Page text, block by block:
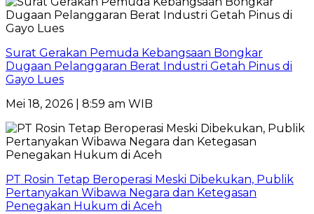
Surat Gerakan Pemuda Kebangsaan Bongkar
Dugaan Pelanggaran Berat Industri Getah Pinus di
Gayo Lues
Mei 18, 2026 | 8:59 am WIB
PT Rosin Tetap Beroperasi Meski Dibekukan, Publik
Pertanyakan Wibawa Negara dan Ketegasan
Penegakan Hukum di Aceh